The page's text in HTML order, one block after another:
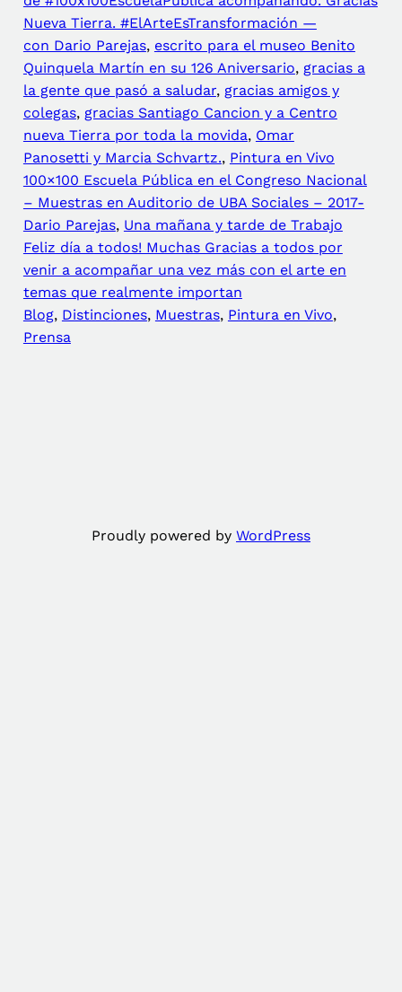
Nueva Tierra. #ElArteEsTransformación —
con Dario Parejas, escrito para el museo Benito
Quinquela Martín en su 126 Aniversario, gracias a
la gente que pasó a saludar, gracias amigos y
colegas, gracias Santiago Cancion y a Centro
nueva Tierra por toda la movida, Omar
Panosetti y Marcia Schvartz., Pintura en Vivo
100×100 Escuela Pública en el Congreso Nacional
– Muestras en Auditorio de UBA Sociales – 2017-
Dario Parejas, Una mañana y tarde de Trabajo
Feliz día a todos! Muchas Gracias a todos por
venir a acompañar una vez más con el arte en
temas que realmente importan
Blog, Distinciones, Muestras, Pintura en Vivo ,
Prensa
Proudly powered by WordPress